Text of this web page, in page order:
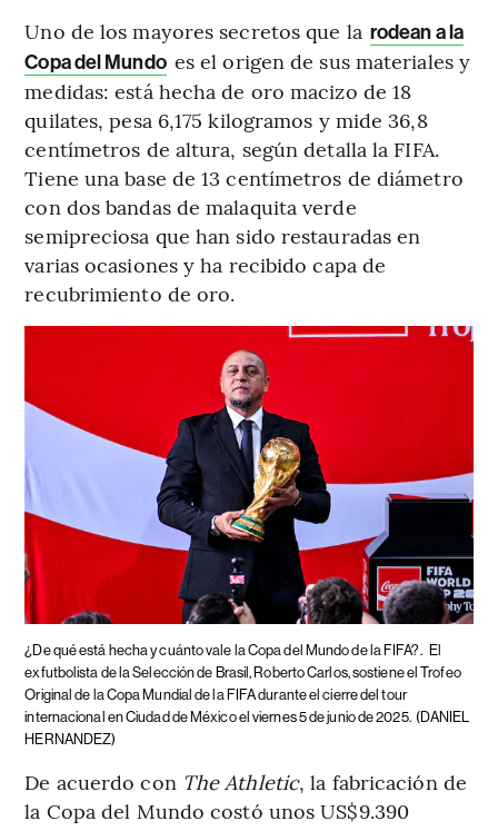
Uno de los mayores secretos que la rodean a la
Copa del Mundo es el origen de sus materiales y
medidas: está hecha de oro macizo de 18
quilates, pesa 6,175 kilogramos y mide 36,8
centímetros de altura, según detalla la FIFA.
Tiene una base de 13 centímetros de diámetro
con dos bandas de malaquita verde
semipreciosa que han sido restauradas en
varias ocasiones y ha recibido capa de
recubrimiento de oro.
¿De qué está hecha y cuánto vale la Copa del Mundo de la FIFA?. El
exfutbolista de la Selección de Brasil, Roberto Carlos, sostiene el Trofeo
Original de la Copa Mundial de la FIFA durante el cierre del tour
internacional en Ciudad de México el viernes 5 de junio de 2025. (DANIEL
HERNANDEZ)
De acuerdo con The Athletic, la fabricación de
la Copa del Mundo costó unos US$9.390